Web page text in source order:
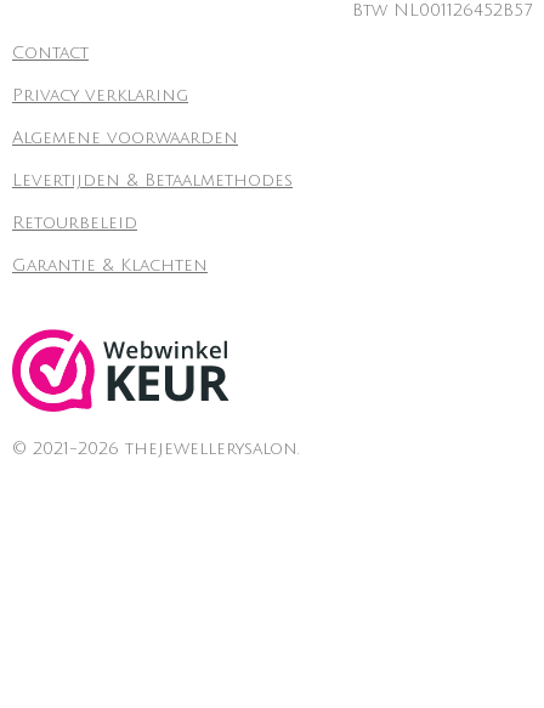
Btw NL001126452B57
Contact
Privacy verklaring
Algemene voorwaarden
Levertijden & Betaalmethodes
Retourbeleid
Garantie & Klachten
© 2021-2026 thejewellerysalon.